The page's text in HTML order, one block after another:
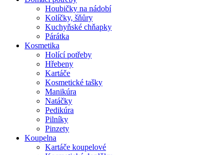
Houbičky na nádobí
Kolíčky, šňůry
Kuchyňské chňapky
Párátka
Kosmetika
Holící potřeby
Hřebeny
Kartáče
Kosmetické tašky
Manikúra
Natáčky
Pedikúra
Pilníky
Pinzety
Koupelna
Kartáče koupelové